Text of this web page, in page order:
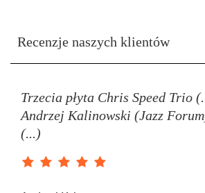
Recenzje naszych klientów
Trzecia płyta Chris Speed Trio
Andrzej Kalinowski (Jazz
(...)